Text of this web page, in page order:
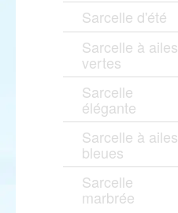
Sarcelle d'été
Sarcelle à ailes
vertes
Sarcelle
élégante
Sarcelle à ailes
bleues
Sarcelle
marbrée